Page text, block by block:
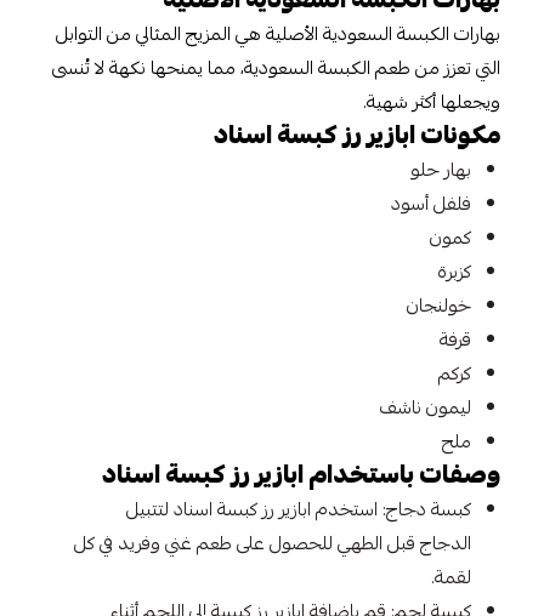
بهارات الكبسة السعودية الأصلية هي المزيج المثالي من التوابل
التي تعزز من طعم الكبسة السعودية، مما يمنحها نكهة لا تُنسى
ويجعلها أكثر شهية.
مكونات ابازير رز كبسة اسناد
بهار حلو
فلفل أسود
كمون
كزبرة
خولنجان
قرفة
كركم
ليمون ناشف
ملح
وصفات باستخدام ابازير رز كبسة اسناد
كبسة دجاج: استخدم ابازير رز كبسة اسناد لتتبيل
الدجاج قبل الطهي للحصول على طعم غني وفريد في كل
لقمة.